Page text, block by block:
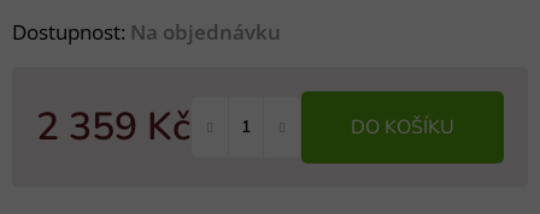
Dostupnost: Na objednávku
2 359 Kč DO KOŠÍKU